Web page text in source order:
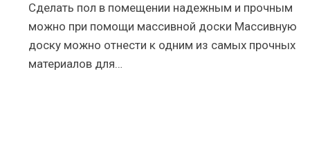
Сделать пол в помещении надежным и прочным
можно при помощи массивной доски Массивную
доску можно отнести к одним из самых прочных
материалов для…